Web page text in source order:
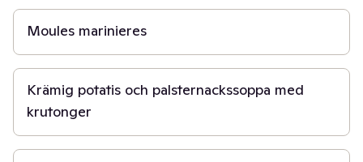
Moules marinieres
30 min
Krämig potatis och palsternackssoppa med
krutonger
30 min